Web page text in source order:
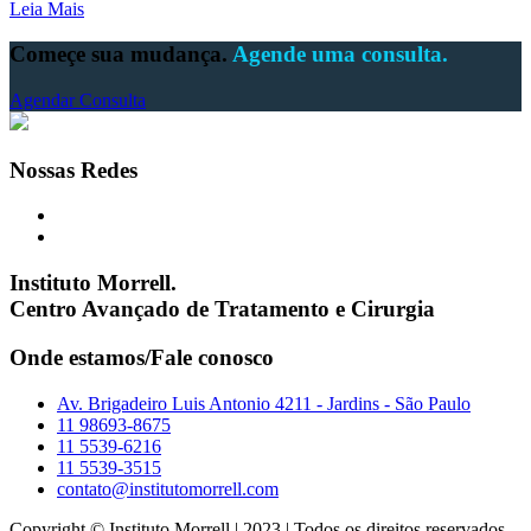
Leia Mais
Começe sua mudança. Agende uma consulta.
Agendar Consulta
Nossas Redes
Instituto Morrell.
Centro Avançado de Tratamento e Cirurgia
Onde estamos/Fale conosco
Av. Brigadeiro Luis Antonio 4211 - Jardins - São Paulo
11 98693-8675
11 5539-6216
11 5539-3515
contato@institutomorrell.com